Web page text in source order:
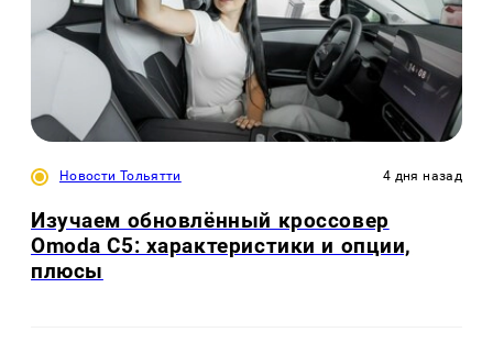
Новости Тольятти 4 дня назад
Изучаем обновлённый кроссовер
Omoda C5: характеристики и опции,
плюсы